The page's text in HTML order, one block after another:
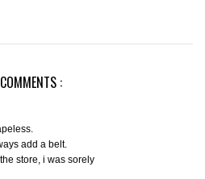
:
add a belt.
store, i was sorely